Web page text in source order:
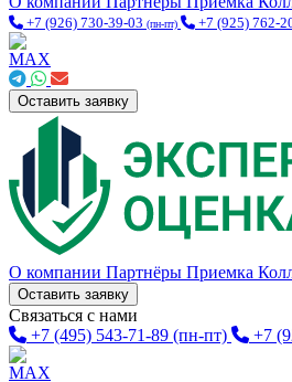
+7 (926) 730-39-03 (пн-пт) +7 (925) 762-
Оставить заявку
О компании Партнёры Приемка
Оставить заявку
Связаться с нами
+7 (495) 543-71-89 (пн-пт) +7